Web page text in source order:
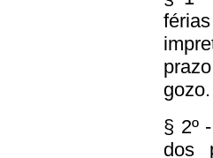
gozo.
§ 2º
dos